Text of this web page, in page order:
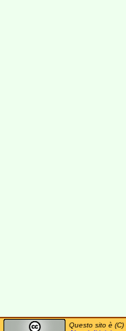
Questo sito è